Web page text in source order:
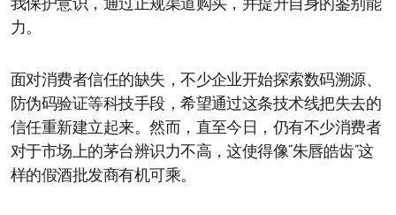
我保护意识，通过正规渠道购买，并提升自身的鉴别能
力。
面对消费者信任的缺失，不少企业开始探索数码溯源、
防伪码验证等科技手段，希望通过这条技术线把失去的
信任重新建立起来。然而，直至今日，仍有不少消费者
对于市场上的茅台辨识力不高，这使得像“朱唇皓齿”这
样的假酒批发商有机可乘。